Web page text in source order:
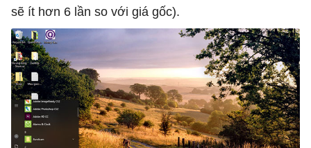
sẽ ít hơn 6 lần so với giá gốc).